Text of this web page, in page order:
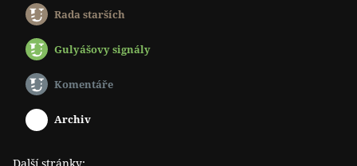
Rada starších
Gulyášovy signály
Komentáře
Archiv
Další stránky: